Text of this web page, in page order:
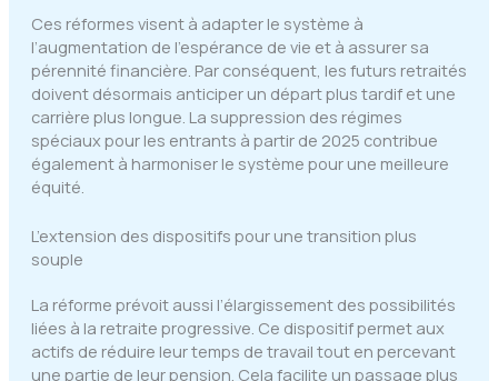
Ces réformes visent à adapter le système à
l’augmentation de l’espérance de vie et à assurer sa
pérennité financière. Par conséquent, les futurs retraités
doivent désormais anticiper un départ plus tardif et une
carrière plus longue. La suppression des régimes
spéciaux pour les entrants à partir de 2025 contribue
également à harmoniser le système pour une meilleure
équité.
L’extension des dispositifs pour une transition plus
souple
La réforme prévoit aussi l’élargissement des possibilités
liées à la retraite progressive. Ce dispositif permet aux
actifs de réduire leur temps de travail tout en percevant
une partie de leur pension. Cela facilite un passage plus